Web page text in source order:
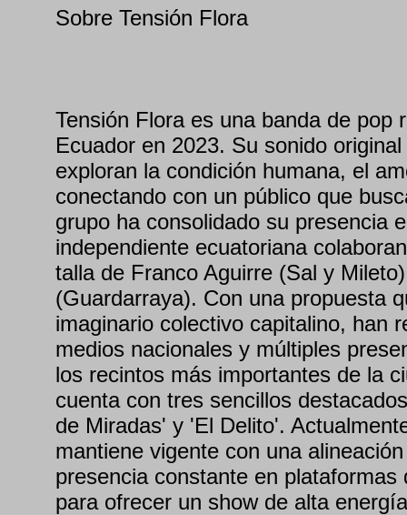
Sobre Tensión Flora
Tensión Flora es una banda de pop
Ecuador en 2023. Su sonido
exploran la condición humana, el
conectando con un público que
grupo ha consolidado su presencia
independiente ecuatoriana
talla de Franco Aguirre (Sal y
(Guardarraya). Con una propuesta
imaginario colectivo capitalino, han
medios nacionales y múltiples
los recintos más importantes de la
cuenta con tres sencillos
de Miradas' y 'El Delito'.
mantiene vigente con una
presencia constante en plataformas
para ofrecer un show de alta